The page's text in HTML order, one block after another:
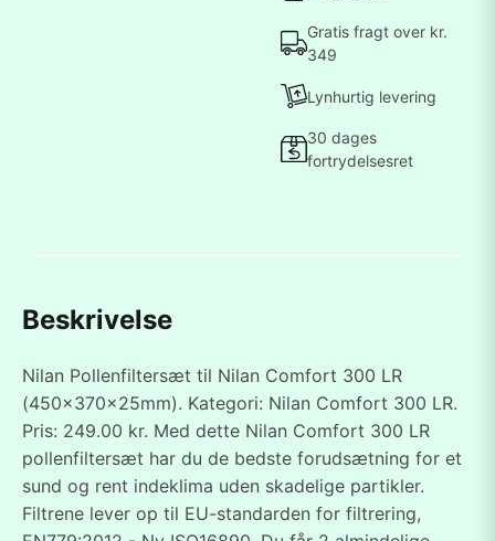
Gratis fragt over kr.
349
Lynhurtig levering
30 dages
fortrydelsesret
Beskrivelse
Nilan Pollenfiltersæt til Nilan Comfort 300 LR
(450x370x25mm). Kategori: Nilan Comfort 300 LR.
Pris: 249.00 kr. Med dette Nilan Comfort 300 LR
pollenfiltersæt har du de bedste forudsætning for et
sund og rent indeklima uden skadelige partikler.
Filtrene lever op til EU-standarden for filtrering,